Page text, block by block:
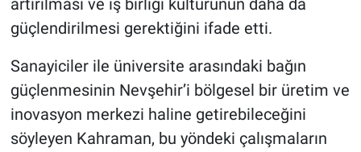
artırılması ve iş birliği kültürünün daha da
güçlendirilmesi gerektiğini ifade etti.
Sanayiciler ile üniversite arasındaki bağın
güçlenmesinin Nevşehir’i bölgesel bir üretim ve
inovasyon merkezi haline getirebileceğini
söyleyen Kahraman, bu yöndeki çalışmaların